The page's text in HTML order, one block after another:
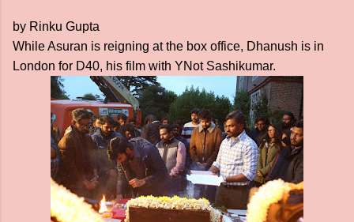
by Rinku Gupta
While Asuran is reigning at the box office, Dhanush is in
London for D40, his film with YNot Sashikumar.